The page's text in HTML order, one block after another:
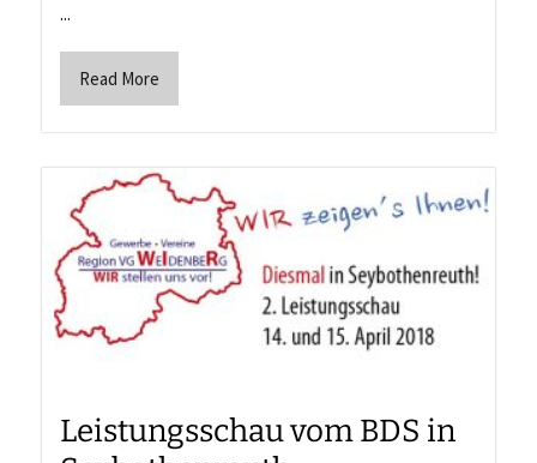
...
Read More
Leistungsschau vom BDS in